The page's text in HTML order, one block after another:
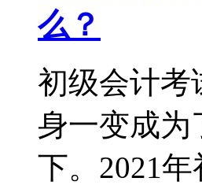
么？
初级会计考
身一变成为
下。2021